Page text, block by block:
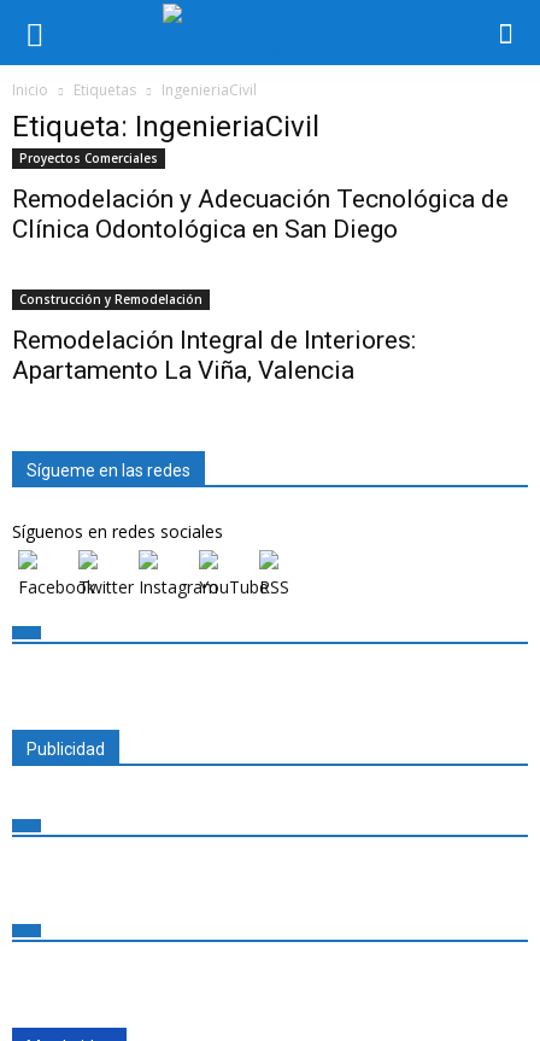
Inicio Etiquetas IngenieriaCivil
Etiqueta: IngenieriaCivil
Proyectos Comerciales
Remodelación y Adecuación Tecnológica de
Clínica Odontológica en San Diego
Construcción y Remodelación
Remodelación Integral de Interiores:
Apartamento La Viña, Valencia
Sígueme en las redes
Síguenos en redes sociales
Publicidad